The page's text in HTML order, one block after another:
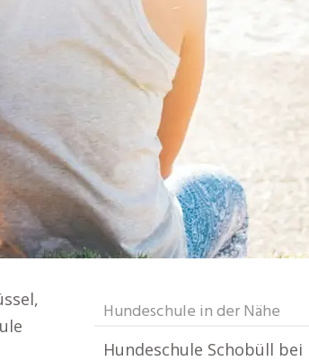
Hundeschule in der Nähe
Hundeschule Schobüll bei